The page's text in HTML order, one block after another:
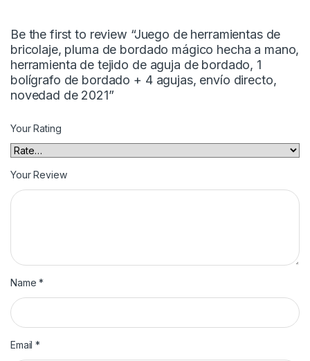
Be the first to review “Juego de herramientas de
bricolaje, pluma de bordado mágico hecha a mano,
herramienta de tejido de aguja de bordado, 1
bolígrafo de bordado + 4 agujas, envío directo,
novedad de 2021”
Your Rating
Your Review
Name*
Email*